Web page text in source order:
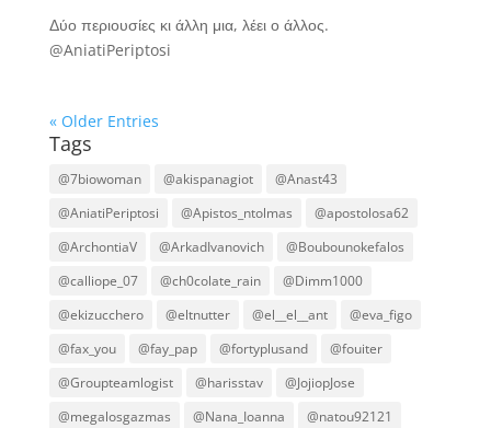
Δύο περιουσίες κι άλλη μια, λέει ο άλλος.
@AniatiPeriptosi
« Older Entries
Tags
@7biowoman @akispanagiot
@Anast43
@AniatiPeriptosi
@Apistos_ntolmas
@apostolosa62
@ArchontiaV
@ArkadIvanovich
@Boubounokefalos
@calliope_07
@ch0colate_rain
@Dimm1000
@ekizucchero
@eltnutter @el__el__ant
@eva_figo
@fax_you
@fay_pap @fortyplusand
@fouiter
@Groupteamlogist
@harisstav
@JojiopJose
@megalosgazmas
@Nana_Ioanna
@natou92121